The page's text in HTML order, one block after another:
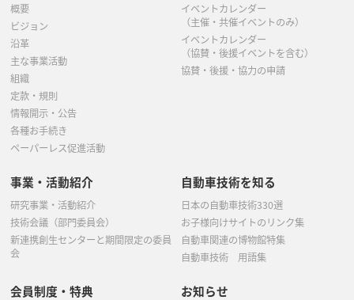
概要
ビジョン
沿革
主な事業活動
組織
定款・規則
情報開示・公告
各種お手続き
ペーパーレス促進活動
イベントカレンダー
（主催・共催イベントのみ）
イベントカレンダー
（協賛・後援イベントを含む）
協賛・後援・協力の申請
事業・活動紹介
研究事業・活動紹介
技術会議（部門委員会）
新連携創生センターと期間限定の委員
会
自動車技術を知る
日本の自動車技術330選
お子様向けサイトのリンク集
自動車関連の博物館特集
自動車技術 用語集
会員制度・特典 お知らせ